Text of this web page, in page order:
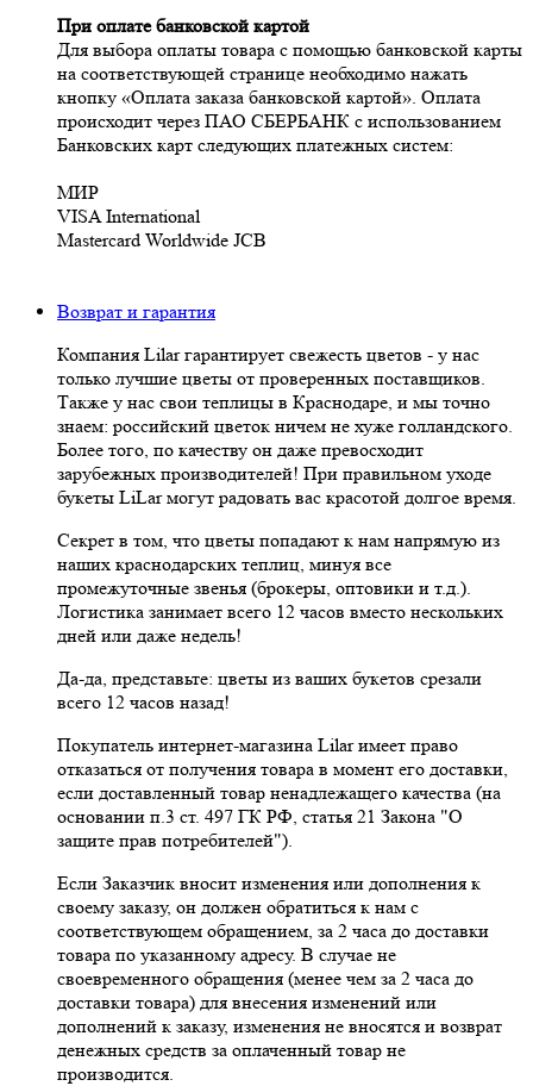
При оплате банковской картой
Для выбора оплаты товара с помощью банковской карты
на соответствующей странице необходимо нажать
кнопку «Оплата заказа банковской картой». Оплата
происходит через ПАО СБЕРБАНК с использованием
Банковских карт следующих платежных систем:
МИР
VISA International
Mastercard Worldwide JCB
Возврат и гарантия
Компания Lilar гарантирует свежесть цветов - у нас
только лучшие цветы от проверенных поставщиков.
Также у нас свои теплицы в Краснодаре, и мы точно
знаем: российский цветок ничем не хуже голландского.
Более того, по качеству он даже превосходит
зарубежных производителей! При правильном уходе
букеты LiLar могут радовать вас красотой долгое время.
Секрет в том, что цветы попадают к нам напрямую из
наших краснодарских теплиц, минуя все
промежуточные звенья (брокеры, оптовики и т.д.).
Логистика занимает всего 12 часов вместо нескольких
дней или даже недель!
Да-да, представьте: цветы из ваших букетов срезали
всего 12 часов назад!
Покупатель интернет-магазина Lilar имеет право
отказаться от получения товара в момент его доставки,
если доставленный товар ненадлежащего качества (на
основании п.3 ст. 497 ГК РФ, статья 21 Закона "О
защите прав потребителей").
Если Заказчик вносит изменения или дополнения к
своему заказу, он должен обратиться к нам с
соответствующем обращением, за 2 часа до доставки
товара по указанному адресу. В случае не
своевременного обращения (менее чем за 2 часа до
доставки товара) для внесения изменений или
дополнений к заказу, изменения не вносятся и возврат
денежных средств за оплаченный товар не
производится.